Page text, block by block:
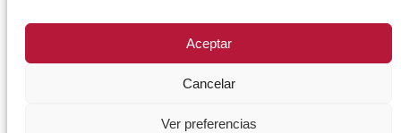
Aceptar
Cancelar
Ver preferencias
REGISTRO DE ACTIVIDADES DE TRATAMIENTO